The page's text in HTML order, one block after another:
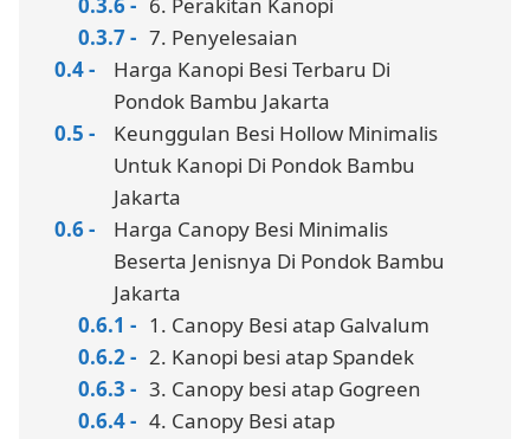
7. Penyelesaian
Harga Kanopi Besi Terbaru Di
Pondok Bambu Jakarta
Keunggulan Besi Hollow Minimalis
Untuk Kanopi Di Pondok Bambu
Jakarta
Harga Canopy Besi Minimalis
Beserta Jenisnya Di Pondok Bambu
Jakarta
1. Canopy Besi atap Galvalum
2. Kanopi besi atap Spandek
3. Canopy besi atap Gogreen
4. Canopy Besi atap